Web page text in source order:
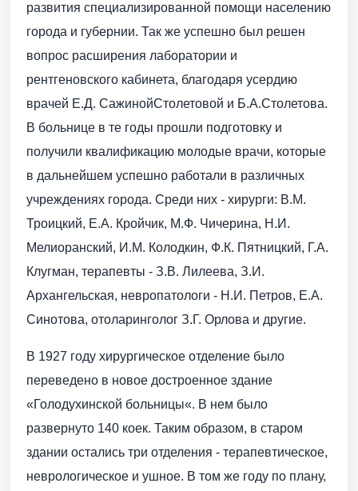
развития специализированной помощи населению
города и губернии. Так же успешно был решен
вопрос расширения лаборатории и
рентгеновского кабинета, благодаря усердию
врачей Е.Д. СажинойСтолетовой и Б.А.Столетова.
В больнице в те годы прошли подготовку и
получили квалификацию молодые врачи, которые
в дальнейшем успешно работали в различных
учреждениях города. Среди них - хирурги: В.М.
Троицкий, Е.А. Кройчик, М.Ф. Чичерина, Н.И.
Мелиоранский, И.М. Колодкин, Ф.К. Пятницкий, Г.А.
Клугман, терапевты - З.В. Лилеева, З.И.
Архангельская, невропатологи - Н.И. Петров, Е.А.
Синотова, отоларинголог З.Г. Орлова и другие.
В 1927 году хирургическое отделение было
переведено в новое достроенное здание
«Голодухинской больницы«. В нем было
развернуто 140 коек. Таким образом, в старом
здании остались три отделения - терапевтическое,
неврологическое и ушное. В том же году по плану,